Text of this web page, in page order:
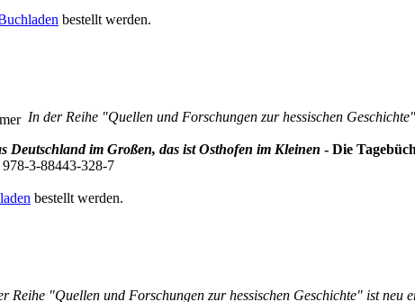
bestellt werden.
In der Reihe "Quellen und Forschungen zur hessischen
Deutschland im Großen, das ist Osthofen im Kleinen - Die
3-88443-328-7
bestellt werden.
Reihe "Quellen und Forschungen zur hessischen Geschichte" ist neu